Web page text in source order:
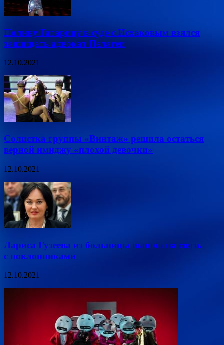
Полину Гагарину в суде с Исхаковым взялся
защищать адвокат Пелагеи
12.10.2021
Солистка группы «Винтаж» решила остаться
верной имиджу «плохой девочки»
12.10.2021
Лариса Гузеева из больницы вышла на связь
с поклонниками
12.10.2021